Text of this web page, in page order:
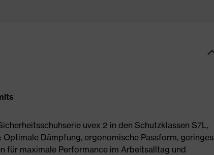
uvex 2 in den Schutzklassen S7L,
Dämpfung, ergonomische Passform, geringes
für maximale Performance im Arbeitsalltag und